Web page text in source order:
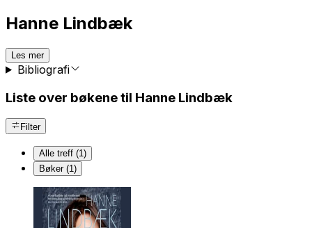
Hanne Lindbæk
Les mer
Bibliografi
Liste over bøkene til Hanne Lindbæk
Filter
Alle treff (1)
Bøker (1)